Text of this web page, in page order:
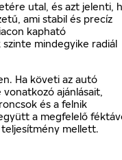
utal, és azt jelenti,
ami stabil és precíz
kapható
mindegyike radiál
Ha követi az autó
ajánlásait,
és a felnik
a megfelelő
mellett.